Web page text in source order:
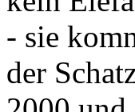
- sie
der